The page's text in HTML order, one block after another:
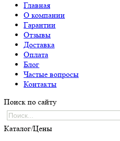
Главная
О компании
Гарантии
Отзывы
Доставка
Оплата
Блог
Частые вопросы
Контакты
Поиск по сайту
Каталог/Цены